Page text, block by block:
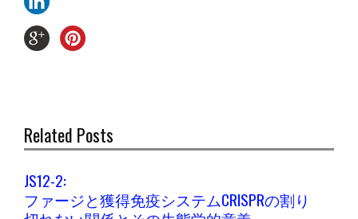
Related Posts
JS12-2:
ファージと獲得免疫システムCRISPRの割り